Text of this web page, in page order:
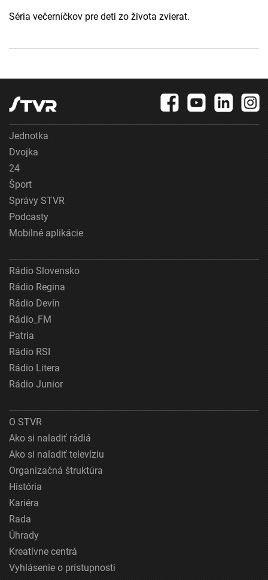
Séria večerníčkov pre deti zo života zvierat.
Jednotka
Dvojka
24
Šport
Správy STVR
Podcasty
Mobilné aplikácie
Rádio Slovensko
Rádio Regina
Rádio Devín
Rádio_FM
Patria
Rádio RSI
Rádio Litera
Rádio Junior
O STVR
Ako si naladiť rádiá
Ako si naladiť televíziu
Organizačná štruktúra
História
Kariéra
Rada
Úhrady
Kreatívne centrá
Vyhlásenie o prístupnosti